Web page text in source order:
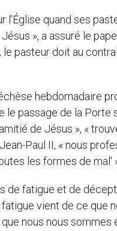
l’Église quand ses
Jésus », a assuré le
le pasteur doit au
hebdomadaire
le passage de la
de Jésus », «
Paul II, « nous
les formes de mal'
de fatigue et de
vient de ce que
nous nous